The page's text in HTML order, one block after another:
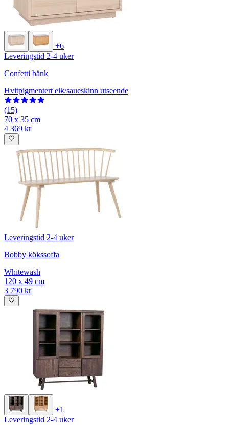
+6
Leveringstid 2-4 uker
Confetti bänk
Hvitpigmentert eik/saueskinn utseende
(15)
70 x 35 cm
4 369 kr
Leveringstid 2-4 uker
Bobby kökssoffa
Whitewash
120 x 49 cm
3 790 kr
+1
Leveringstid 2-4 uker